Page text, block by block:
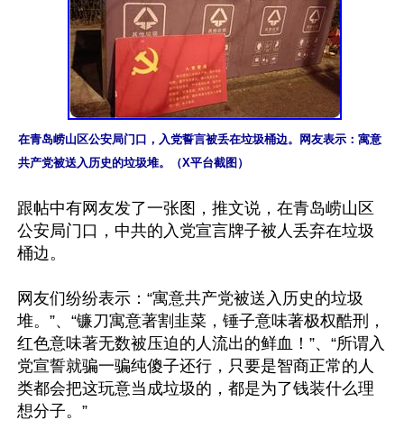
在青岛崂山区公安局门口，入党誓言被丢在垃圾桶边。网友表示：寓意
共产党被送入历史的垃圾堆。（X平台截图）
跟帖中有网友发了一张图，推文说，在青岛崂山区
公安局门口，中共的入党宣言牌子被人丢弃在垃圾
桶边。
网友们纷纷表示：“寓意共产党被送入历史的垃圾
堆。”、“镰刀寓意著割韭菜，锤子意味著极权酷刑，
红色意味著无数被压迫的人流出的鲜血！”、“所谓入
党宣誓就骗一骗纯傻子还行，只要是智商正常的人
类都会把这玩意当成垃圾的，都是为了钱装什么理
想分子。”